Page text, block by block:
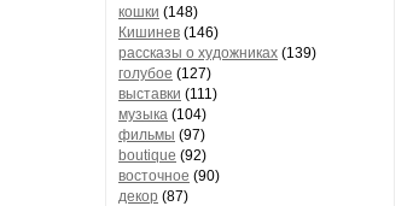
кошки (148)
Кишинев (146)
рассказы о художниках (139)
голубое (127)
выставки (111)
музыка (104)
фильмы (97)
boutique (92)
восточное (90)
декор (87)